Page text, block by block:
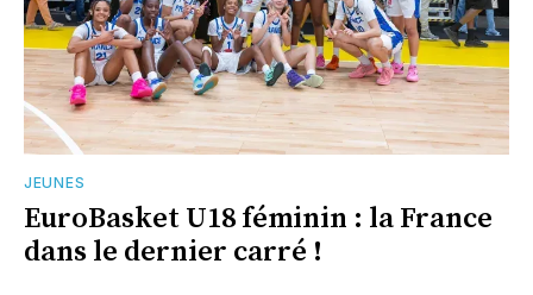
JEUNES
EuroBasket U18 féminin : la France
dans le dernier carré !